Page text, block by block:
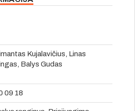
Kujalavičius, Linas
Balys Gudas
09 18